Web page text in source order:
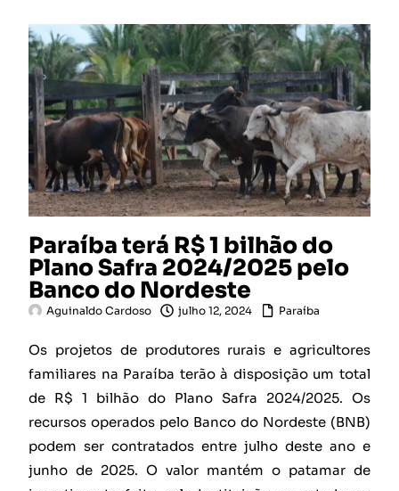
Paraíba terá R$ 1 bilhão do
Plano Safra 2024/2025 pelo
Banco do Nordeste
Aguinaldo Cardoso julho 12, 2024 Paraíba
Os projetos de produtores rurais e agricultores
familiares na Paraíba terão à disposição um total
de R$ 1 bilhão do Plano Safra 2024/2025. Os
recursos operados pelo Banco do Nordeste (BNB)
podem ser contratados entre julho deste ano e
junho de 2025. O valor mantém o patamar de